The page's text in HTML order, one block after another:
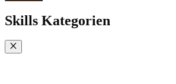
Skills Kategorien
Schließen